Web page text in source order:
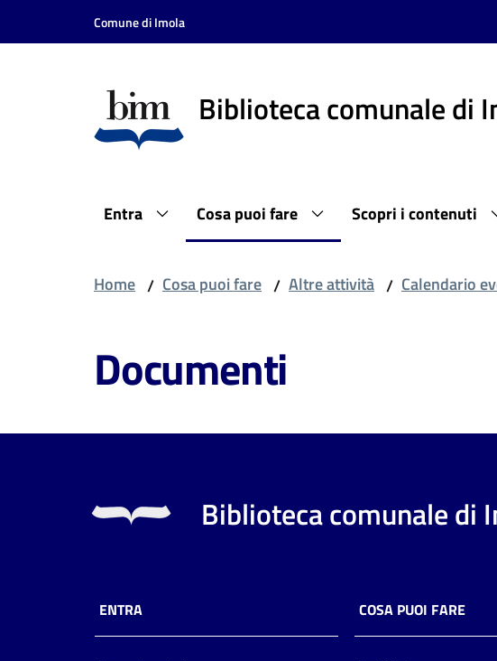
Vai al contenuto
Vai alla navigazione
Comune di Imola
Biblioteca comunale di
Entra Cosa puoi fare Scopri i contenuti
Home / Cosa puoi fare / Altre attività / Calendario
Documenti
Biblioteca comunale di
ENTRA COSA PUOI FARE